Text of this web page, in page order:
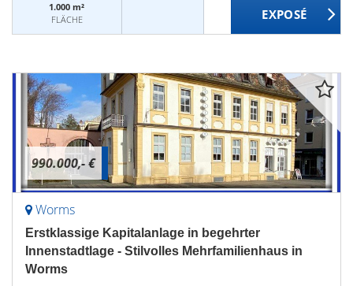
1.000 m²
FLÄCHE
990.000,- €
Worms
Erstklassige Kapitalanlage in begehrter
Innenstadtlage - Stilvolles Mehrfamilienhaus in
Worms